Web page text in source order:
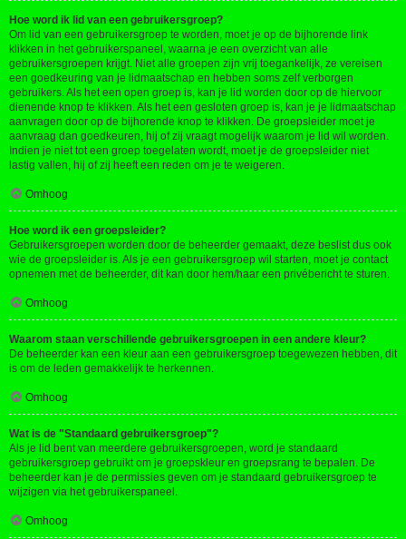
Hoe word ik lid van een gebruikersgroep?
Om lid van een gebruikersgroep te worden, moet je op de bijhorende link
klikken in het gebruikerspaneel, waarna je een overzicht van alle
gebruikersgroepen krijgt. Niet alle groepen zijn vrij toegankelijk, ze vereisen
een goedkeuring van je lidmaatschap en hebben soms zelf verborgen
gebruikers. Als het een open groep is, kan je lid worden door op de hiervoor
dienende knop te klikken. Als het een gesloten groep is, kan je je lidmaatschap
aanvragen door op de bijhorende knop te klikken. De groepsleider moet je
aanvraag dan goedkeuren, hij of zij vraagt mogelijk waarom je lid wil worden.
Indien je niet tot een groep toegelaten wordt, moet je de groepsleider niet
lastig vallen, hij of zij heeft een reden om je te weigeren.
Omhoog
Hoe word ik een groepsleider?
Gebruikersgroepen worden door de beheerder gemaakt, deze beslist dus ook
wie de groepsleider is. Als je een gebruikersgroep wil starten, moet je contact
opnemen met de beheerder, dit kan door hem/haar een privébericht te sturen.
Omhoog
Waarom staan verschillende gebruikersgroepen in een andere kleur?
De beheerder kan een kleur aan een gebruikersgroep toegewezen hebben, dit
is om de leden gemakkelijk te herkennen.
Omhoog
Wat is de "Standaard gebruikersgroep"?
Als je lid bent van meerdere gebruikersgroepen, word je standaard
gebruikersgroep gebruikt om je groepskleur en groepsrang te bepalen. De
beheerder kan je de permissies geven om je standaard gebruikersgroep te
wijzigen via het gebruikerspaneel.
Omhoog